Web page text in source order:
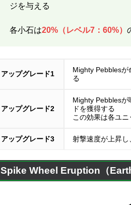
ジを与える
各小石は20%（レベル7：60%）
アップグレード1
Mighty Pebblesが
る
アップグレード2
Mighty Pebblesが
ドを獲得する
この効果は各ユ
アップグレード3 射撃速度が上昇
Spike Wheel Eruption（